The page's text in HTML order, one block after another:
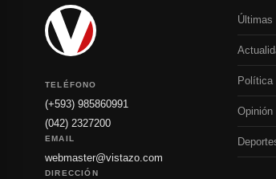
TELÉFONO
(+593) 985860991
(042) 2327200
EMAIL
webmaster@vistazo.com
DIRECCIÓN
Últimas
Política
Opinión